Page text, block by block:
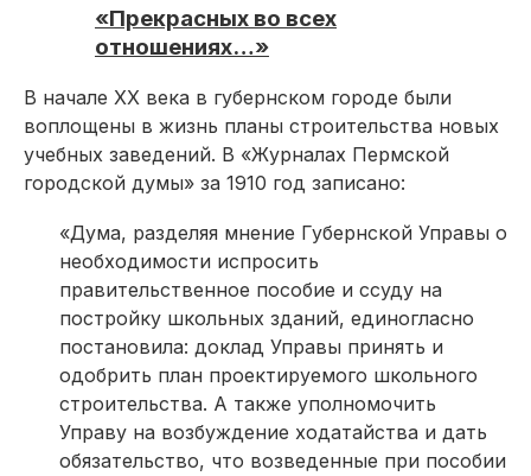
«Прекрасных во всех
отношениях…»
В начале ХХ века в губернском городе были
воплощены в жизнь планы строительства новых
учебных заведений. В «Журналах Пермской
городской думы» за 1910 год записано:
«Дума, разделяя мнение Губернской Управы о
необходимости испросить
правительственное пособие и ссуду на
постройку школьных зданий, единогласно
постановила: доклад Управы принять и
одобрить план проектируемого школьного
строительства. А также уполномочить
Управу на возбуждение ходатайства и дать
обязательство, что возведенные при пособии